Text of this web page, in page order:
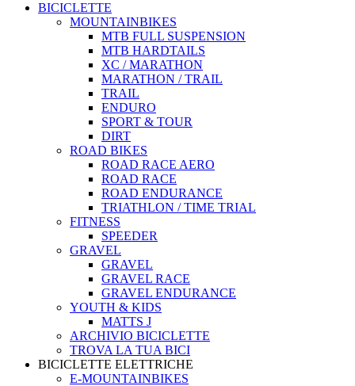
BICICLETTE
MOUNTAINBIKES
MTB FULL SUSPENSION
MTB HARDTAILS
XC / MARATHON
MARATHON / TRAIL
TRAIL
ENDURO
SPORT & TOUR
DIRT
ROAD BIKES
ROAD RACE AERO
ROAD RACE
ROAD ENDURANCE
TRIATHLON / TIME TRIAL
FITNESS
SPEEDER
GRAVEL
GRAVEL
GRAVEL RACE
GRAVEL ENDURANCE
YOUTH & KIDS
MATTS J
ARCHIVIO BICICLETTE
TROVA LA TUA BICI
BICICLETTE ELETTRICHE
E-MOUNTAINBIKES